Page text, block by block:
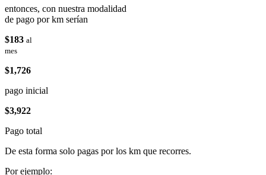
entonces, con nuestra modalidad
de pago por km serían
$183 al
mes
$1,726
pago inicial
$3,922
Pago total
De esta forma solo pagas por los km que recorres.
Por ejemplo: